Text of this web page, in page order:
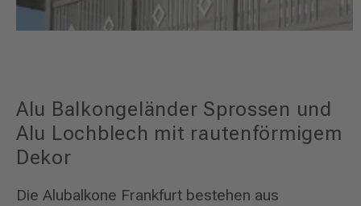
Alu Balkongeländer Sprossen und
Alu Lochblech mit rautenförmigem
Dekor
Die Alubalkone Frankfurt bestehen aus